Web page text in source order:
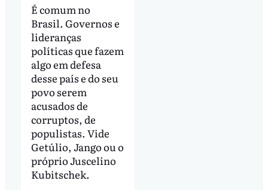
É comum no
Brasil. Governos e
lideranças
políticas que fazem
algo em defesa
desse país e do seu
povo serem
acusados de
corruptos, de
populistas. Vide
Getúlio, Jango ou o
próprio Juscelino
Kubitschek.